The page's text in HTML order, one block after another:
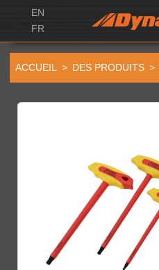
EN
FR
ACCUEIL DES PRODUITS